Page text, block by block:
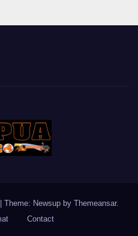
| Theme: Newsup by Themeansar.
Contact